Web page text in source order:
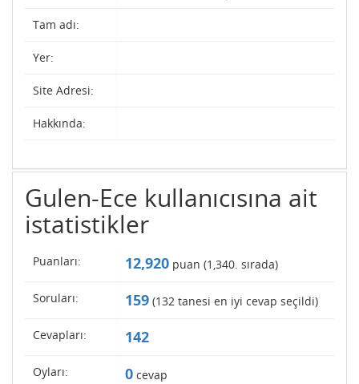
Tam adı:
Yer:
Site Adresi:
Hakkında:
Gulen-Ece kullanıcısına ait
istatistikler
Puanları: 12,920 puan (1,340. sırada)
Soruları: 159 (132 tanesi en iyi cevap seçildi)
Cevapları: 142
Oyları: 0 cevap